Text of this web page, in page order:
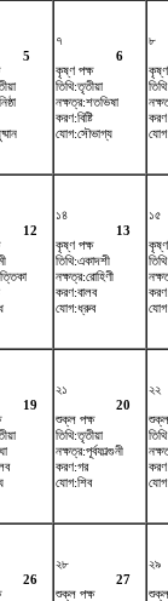
5
৭
6
কৃষ্ণ পক্ষ
তিথি:তৃতীয়া
নক্ষত্র:শতভিষ‌া
করণ:বিষ্টি
যোগ:সৌভাগ্য
৮
12
১৪
13
কৃষ্ণ পক্ষ
তিথি:একাদশী
নক্ষত্র:রোহিণী
করণ:বালব
যোগ:ধ্রুব
১৫
19
২১
20
শুক্ল পক্ষ
তিথি:তৃতীয়া
নক্ষত্র:পূর্বফাল্গুনী
করণ:গর
যোগ:শিব
২২
26
২৮
27
শুক্ল পক্ষ
২৯